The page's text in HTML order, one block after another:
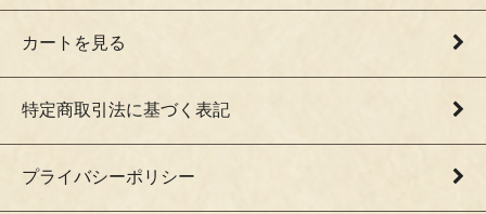
カートを見る
特定商取引法に基づく表記
プライバシーポリシー